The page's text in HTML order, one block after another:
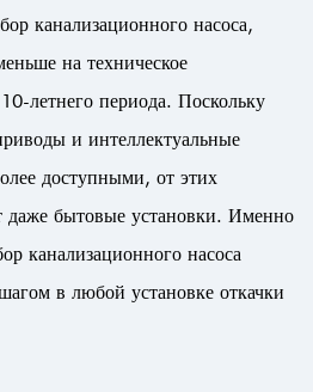
канализационного насоса,
на техническое
летнего периода. Поскольку
и интеллектуальные
доступными, от этих
бытовые установки. Именно
канализационного насоса
в любой установке откачки